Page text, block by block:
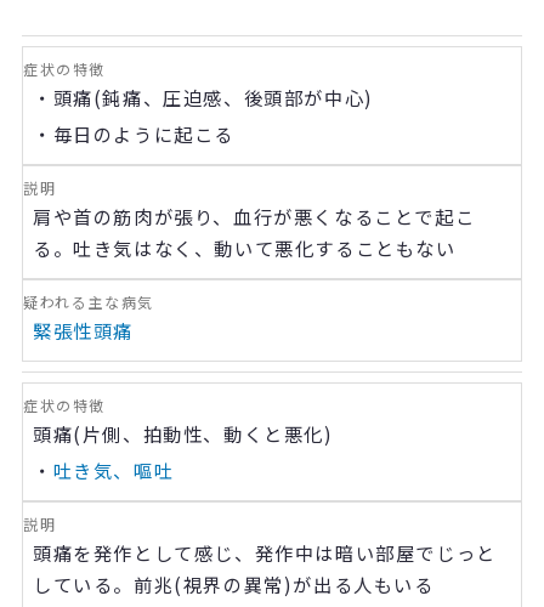
・頭痛(鈍痛、圧迫感、後頭部が中心)
・毎日のように起こる
肩や首の筋肉が張り、血行が悪くなることで起こ
る。吐き気はなく、動いて悪化することもない
緊張性頭痛
頭痛(片側、拍動性、動くと悪化)
・ 吐き気、嘔吐
頭痛を発作として感じ、発作中は暗い部屋でじっと
している。前兆(視界の異常)が出る人もいる